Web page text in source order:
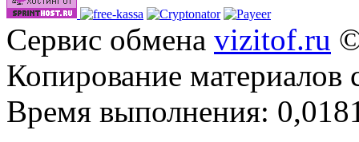
Сервис обмена vizitof.ru
Копирование материалов
Время выполнения: